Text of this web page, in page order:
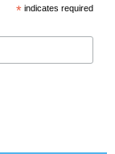
* indicates required